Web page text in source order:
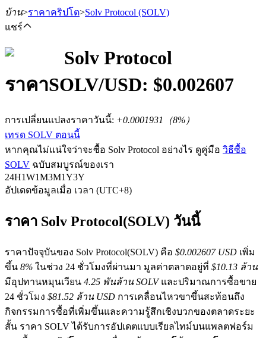
ฟิวเจอร์ส
ฟิวเจอร์ส USDT
บ้าน>ราคาคริปโต>Solv Protocol (SOLV)
แชร์
Solv Protocol
ราคาSOLV/USD: $0.002607
การเปลี่ยนแปลงราคาวันนี้: +0.0001931 （8%）
เทรด SOLV ตอนนี้
หากคุณไม่แน่ใจว่าจะซื้อ Solv Protocol อย่างไร ดูคู่มือ วิธีซื้อ
SOLV ฉบับสมบูรณ์ของเรา
24H1W1M3M1Y3Y
อัปเดตข้อมูลเมื่อ เวลา (UTC+8)
ราคา Solv Protocol(SOLV) วันนี้
ราคาปัจจุบันของ Solv Protocol(SOLV) คือ $0.002607 USD เพิ่ม
ขึ้น 8% ในช่วง 24 ชั่วโมงที่ผ่านมา มูลค่าตลาดอยู่ที่ $10.13 ล้าน
มีอุปทานหมุนเวียน 4.25 พันล้าน SOLVและปริมาณการซื้อขาย
24 ชั่วโมง $81.52 ล้าน USD การเคลื่อนไหวขาขึ้นสะท้อนถึง
กิจกรรมการซื้อที่เพิ่มขึ้นและความรู้สึกเชิงบวกของตลาดระยะ
สั้น ราคา SOLV ได้รับการอัปเดตแบบเรียลไทม์บนแพลตฟอร์ม